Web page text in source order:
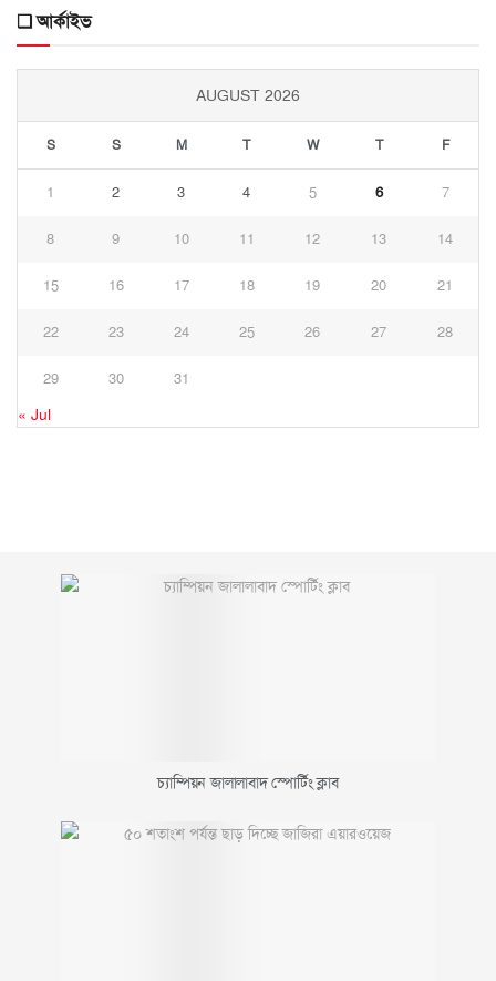
❑ আর্কাইভ
AUGUST 2026
S S M T W T F
1 2 3 4 5 6 7
8 9 10 11 12 13 14
15 16 17 18 19 20 21
22 23 24 25 26 27 28
29 30 31
« Jul
চ্যাম্পিয়ন জালালাবাদ স্পোর্টিং ক্লাব